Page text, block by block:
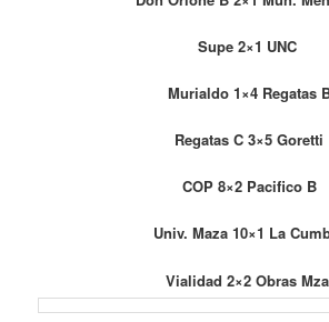
Supe 2×1 UNC
Murialdo 1×4 Regatas
Regatas C 3×5 Goretti
COP 8×2 Pacifico B
Univ. Maza 10×1 La
Vialidad 2×2 Obras